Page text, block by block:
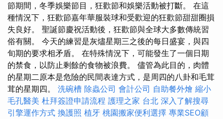
節期間，冬季娛樂節目，狂歡節和娛樂活動被打斷。 在這
種情況下，狂歡節嘉年華服裝球和受歡迎的狂歡節甜甜圈損
失良好。 聖誕節慶祝活動後，狂歡節與全球大多數傳統習
俗有關。 今天的練習是灰燼星期三之後的每日盛宴，與四
旬期的要求相矛盾。 在特殊情況下，可能發生了一個日期
的禁食，以防止剩餘的食物被浪費。 儘管為此目的，肉體
的星期二原本是危險的民間表達方式，是周四的八卦和毛茸
茸的星期四。 洗碗槽 除蟲公司 會計公司 自助餐外燴 縮小
毛孔醫美 杜拜簽證申請流程 護理之家 台北 深入了解搜尋
引擎運作方式 換護照 植牙 桃園搬家便利選擇 專業SEO顧